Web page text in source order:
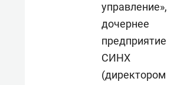
управление»,
дочернее
предприятие
СИНХ
(директором